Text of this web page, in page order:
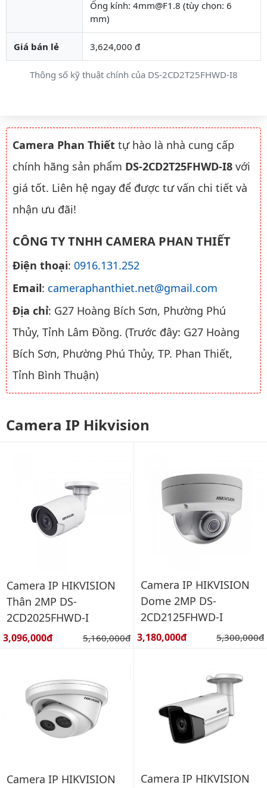
Thông số kỹ thuật chính của DS-2CD2T25FHWD-I8
Ống kính: 4mm@F1.8 (tùy chọn: 6
mm)
Giá bán lẻ 3,624,000 đ
Camera Phan Thiết tự hào là nhà cung cấp
chính hãng sản phẩm DS-2CD2T25FHWD-I8 với
giá tốt. Liên hệ ngay để được tư vấn chi tiết và
nhận ưu đãi!
CÔNG TY TNHH CAMERA PHAN THIẾT
Điện thoại: 0916.131.252
Email: cameraphanthiet.net@gmail.com
Địa chỉ: G27 Hoàng Bích Sơn, Phường Phú
Thủy, Tỉnh Lâm Đồng. (Trước đây: G27 Hoàng
Bích Sơn, Phường Phú Thủy, TP. Phan Thiết,
Tỉnh Bình Thuận)
Camera IP Hikvision
Camera IP HIKVISION
Thân 2MP DS-
2CD2025FHWD-I
Giá bán:
3,096,000đ Giá gốc:
5,160,000đ
Camera IP HIKVISION
Dome 2MP DS-
2CD2125FHWD-I
Giá bán:
3,180,000đ Giá gốc:
5,300,000đ
Camera IP HIKVISION
Camera IP HIKVISION